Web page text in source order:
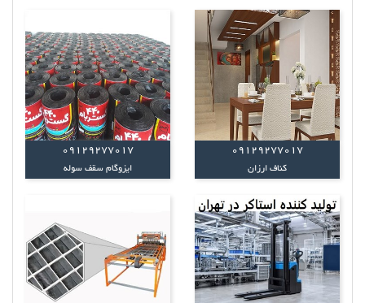
09129277017
کناف ارزان
09129277017
ایزوگام سقف سوله